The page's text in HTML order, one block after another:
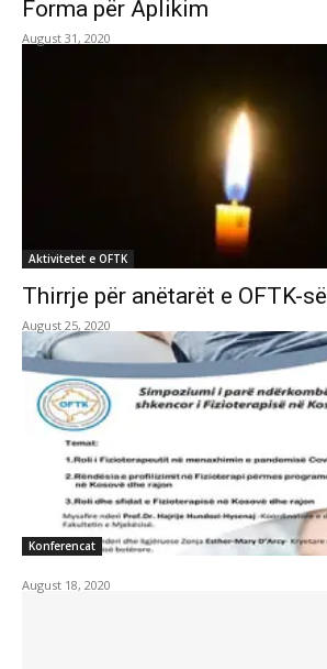
Forma për Aplikim
August 31, 2020
Aktivitetet e OFTK
Thirrje për anëtarët e OFTK-së
August 25, 2020
Konferencat
August 18, 2020